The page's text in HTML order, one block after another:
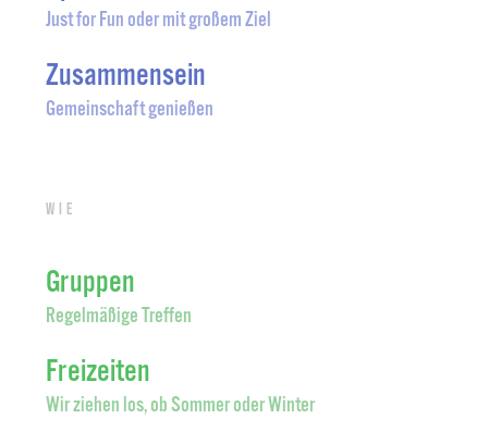
Just for Fun oder mit großem Ziel
Zusammensein
Gemeinschaft genießen
Wie
Gruppen
Regelmäßige Treffen
Freizeiten
Wir ziehen los, ob Sommer oder Winter